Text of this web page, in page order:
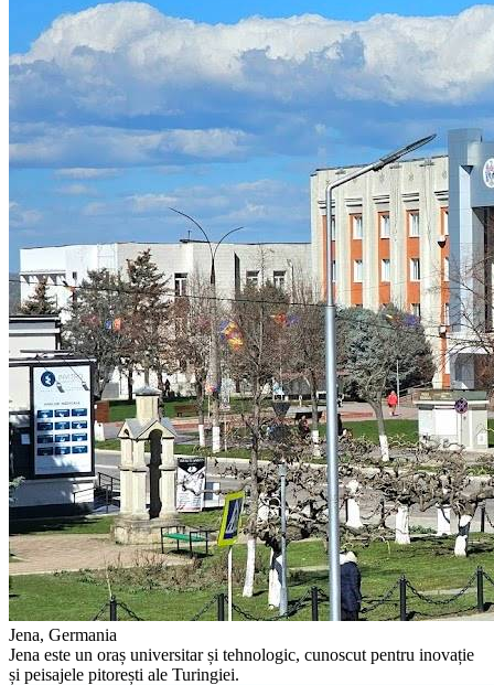
Jena, Germania
Jena este un oraș universitar și tehnologic, cunoscut pentru inovație
și peisajele pitorești ale Turingiei.